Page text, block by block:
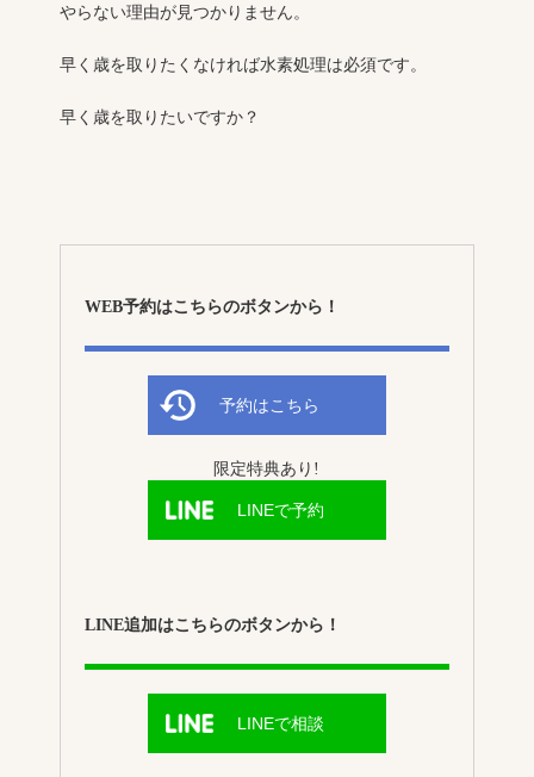
やらない理由が見つかりません。
早く歳を取りたくなければ水素処理は必須です。
早く歳を取りたいですか？
WEB予約はこちらのボタンから！
予約はこちら
限定特典あり!
LINEで予約
LINE追加はこちらのボタンから！
LINEで相談